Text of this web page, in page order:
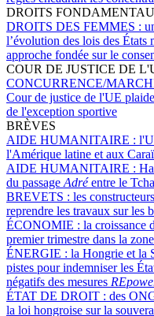
DROITS
DROITS DES FEMMES :
l’évolution des lois des
approche fondée sur le
COUR DE JUSTICE DE
CONCURRENCE/
Cour de justice de l'UE
de l'exception sportive
BRÈVES
AIDE HUMANITAIRE :
l'Amérique latine et aux
AIDE HUMANITAIRE :
du passage Adréentre le
BREVETS : les
reprendre les travaux sur les
ÉCONOMIE : la croissance
premier trimestre dans la
ÉNERGIE : la Hongrie et la
pistes pour indemniser les
négatifs des mesures
ÉTAT DE DROIT : des
la loi hongroise sur la